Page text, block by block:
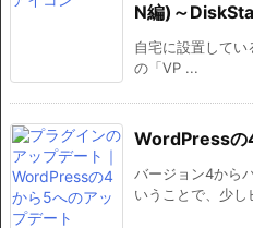
N編)～
自宅に設置して
の「VP ...
WordPressの
バージョン4から
いうことで、少